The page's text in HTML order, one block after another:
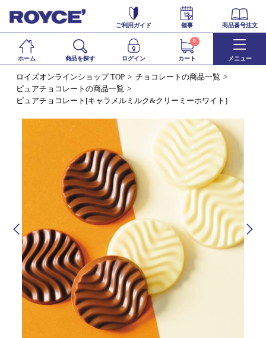
ご利用ガイド 催事 商品番号注文
ホーム 商品を探す ログイン カート
0
メニュー
ロイズオンラインショップ TOP
チョコレートの商品一覧
ピュアチョコレートの商品一覧
ピュアチョコレート[キャラメルミルク&クリーミーホワイト]